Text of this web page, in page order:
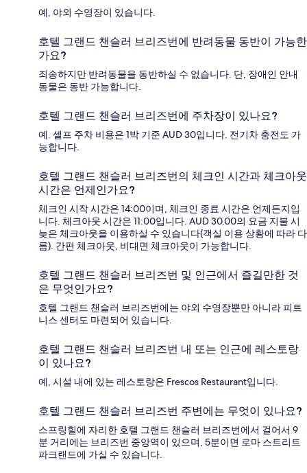
예, 야외 수영장이 있습니다.
호텔 그랜드 챈슬러 브리즈번에 반려동물 동반이 가능한
가요?
죄송하지만 반려동물을 동반하실 수 없습니다. 단, 장애인 안내
동물은 동반 가능합니다.
호텔 그랜드 챈슬러 브리즈번에 주차장이 있나요?
예. 셀프 주차 비용은 1박 기준 AUD 30입니다. 전기차 충전도 가
능합니다.
호텔 그랜드 챈슬러 브리즈번의 체크인 시간과 체크아웃
시간은 언제인가요?
체크인 시작 시간은 14:00이며, 체크인 종료 시간은 언제든지입
니다. 체크아웃 시간은 11:00입니다. AUD 30.00의 요금 지불 시
늦은 체크아웃을 이용하실 수 있습니다(객실 이용 상황에 따라 다
름). 간편 체크아웃, 비대면 체크아웃이 가능합니다.
호텔 그랜드 챈슬러 브리즈번 및 인근에서 즐길만한 것
은 무엇인가요?
호텔 그랜드 챈슬러 브리즈번에는 야외 수영장뿐만 아니라 피트
니스 센터도 마련되어 있습니다.
호텔 그랜드 챈슬러 브리즈번 내 또는 인근에 레스토랑
이 있나요?
예, 시설 내에 있는 레스토랑은 Frescos Restaurant입니다.
호텔 그랜드 챈슬러 브리즈번 주변에는 무엇이 있나요?
스프링힐에 자리한 호텔 그랜드 챈슬러 브리즈번에서 걸어서 9
분 거리에는 브리즈번 중앙역이 있으며, 5분이면 로마 스트리트
파크랜드에 가실 수 있습니다.